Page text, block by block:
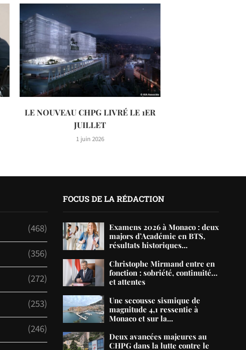
LE NOUVEAU CHPG LIVRÉ LE 1ER
JUILLET
1 juin 2026
(468)
(356)
(272)
(253)
(246)
FOCUS DE LA RÉDACTION
Examens 2026 à Monaco : deux
majors d’Académie en BTS,
résultats historiques...
Christophe Mirmand entre en
fonction : sobriété, continuité…
et attentes
Une secousse sismique de
magnitude 4,1 ressentie à
Monaco et sur la...
Deux avancées majeures au
CHPG dans la lutte contre le